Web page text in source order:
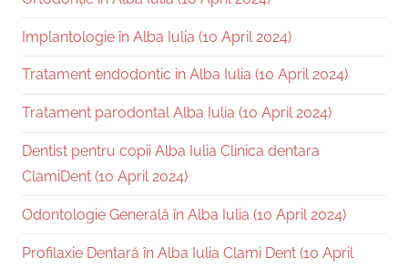
Implantologie în Alba Iulia (10 April 2024)
Tratament endodontic in Alba Iulia (10 April 2024)
Tratament parodontal Alba Iulia (10 April 2024)
Dentist pentru copii Alba Iulia Clinica dentara
ClamiDent (10 April 2024)
Odontologie Generală în Alba Iulia (10 April 2024)
Profilaxie Dentară în Alba Iulia Clami Dent (10 April